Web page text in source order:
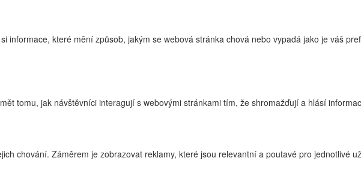
informace, které mění způsob, jakým se webová stránka chová nebo vypadá jako je váš
tomu, jak návštěvníci interagují s webovými stránkami tím, že shromažďují a hlásí
chování. Záměrem je zobrazovat reklamy, které jsou relevantní a poutavé pro jednotlivé